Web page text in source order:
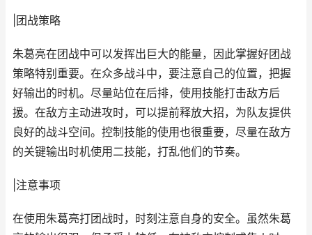
|团战策略
朱葛亮在团战中可以发挥出巨大的能量，因此掌握好团战
策略特别重要。在众多战斗中，要注意自己的位置，把握
好输出的时机。尽量站位在后排，使用技能打击敌方后
援。在敌方主动进攻时，可以提前释放大招，为队友提供
良好的战斗空间。控制技能的使用也很重要，尽量在敌方
的关键输出时机使用二技能，打乱他们的节奏。
|注意事项
在使用朱葛亮打团战时，时刻注意自身的安全。虽然朱葛